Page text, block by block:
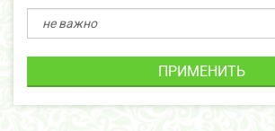
ПРИМЕНИТЬ